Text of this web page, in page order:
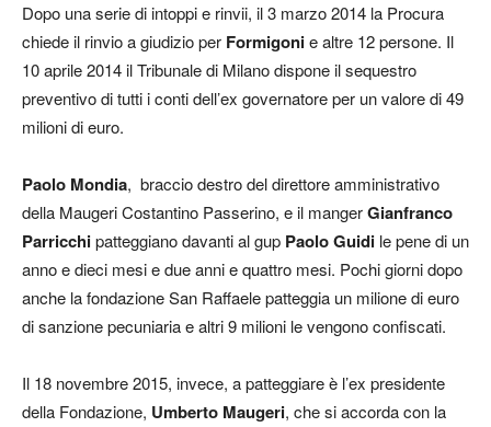
Dopo una serie di intoppi e rinvii, il 3 marzo 2014 la Procura
chiede il rinvio a giudizio per Formigonie altre 12 persone. Il
10 aprile 2014 il Tribunale di Milano dispone il sequestro
preventivo di tutti i conti dell’ex governatore per un valore di 49
milioni di euro.
Paolo Mondia, braccio destro del direttore amministrativo
della Maugeri Costantino Passerino, e il mangerGianfranco
Parricchipatteggiano davanti al gup Paolo Guidi le pene di un
anno e dieci mesi e due anni e quattro mesi. Pochi giorni dopo
anche la fondazione San Raffaele patteggia un milione di euro
di sanzione pecuniaria e altri 9 milioni le vengono confiscati.
Il 18 novembre 2015, invece, a patteggiare è l’ex presidente
della Fondazione, Umberto Maugeri, che si accorda con la